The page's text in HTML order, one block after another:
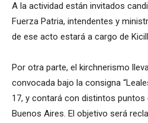
A la actividad están invitados
Fuerza Patria, intendentes y
de ese acto estará a cargo de
Por otra parte, el kirchnerismo
convocada bajo la consigna
17, y contará con distintos puntos
Buenos Aires. El objetivo será